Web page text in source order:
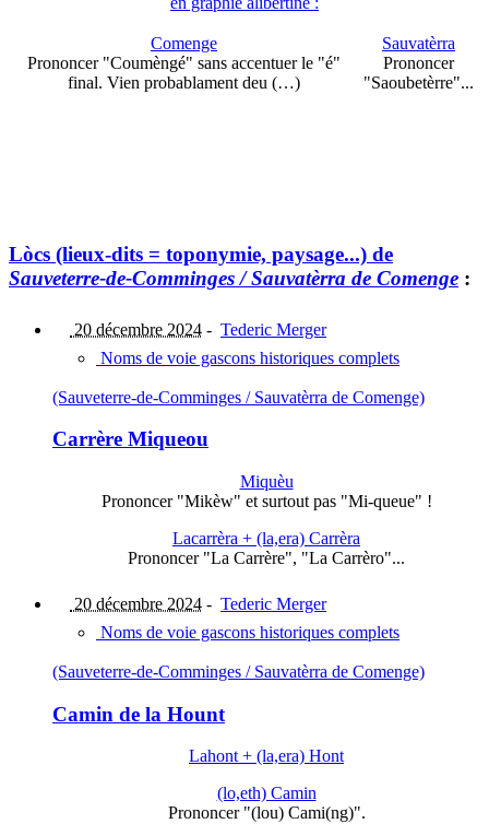
Comenge
Prononcer "Coumèngé" sans accentuer le "é"
final. Vien probablament deu (…)
Sauvatèrra
Prononcer
"Saoubetèrre"...
Lòcs (lieux-dits = toponymie, paysage...) de
Sauveterre-de-Comminges / Sauvatèrra de Comenge :
20 décembre 2024 - Tederic Merger
Noms de voie gascons historiques complets
(Sauveterre-de-Comminges / Sauvatèrra de Comenge)
Carrère Miqueou
Miquèu
Prononcer "Mikèw" et surtout pas "Mi-queue" !
Lacarrèra + (la,era) Carrèra
Prononcer "La Carrère", "La Carrèro"...
20 décembre 2024 - Tederic Merger
Noms de voie gascons historiques complets
(Sauveterre-de-Comminges / Sauvatèrra de Comenge)
Camin de la Hount
Lahont + (la,era) Hont
(lo,eth) Camin
Prononcer "(lou) Cami(ng)".